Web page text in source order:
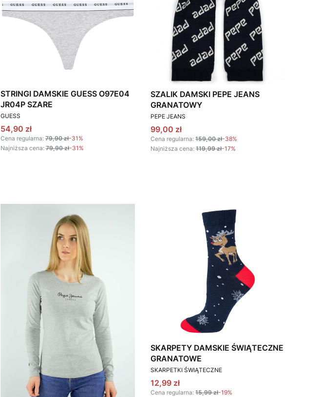
STRINGI DAMSKIE GUESS O97E04
JR04P SZARE
PRODUCENT
GUESS
Cena promocyjna
54,90 zł
Cena regularna: 79,90 zł-31%
Najniższa cena: 79,90 zł-31%
SZALIK DAMSKI PEPE JEANS
GRANATOWY
PRODUCENT
PEPE JEANS
Cena promocyjna
99,00 zł
Cena regularna: 159,00 zł-38%
Najniższa cena: 119,99 zł-17%
SKARPETY DAMSKIE ŚWIĄTECZNE
GRANATOWE
PRODUCENT
SKARPETKI ŚWIĄTECZNE
Cena promocyjna
12,99 zł
Cena regularna: 15,99 zł-19%